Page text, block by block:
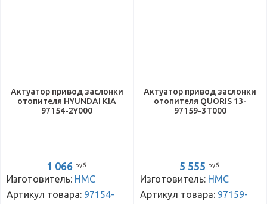
Актуатор привод заслонки
отопителя HYUNDAI KIA
97154-2Y000
1 066 руб.
Изготовитель: HMC
Артикул товара: 97154-
Актуатор привод заслонки
отопителя QUORIS 13-
97159-3T000
5 555 руб.
Изготовитель: HMC
Артикул товара: 97159-